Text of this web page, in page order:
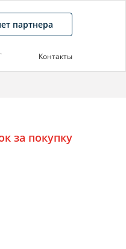
партнера
Контакты
за покупку